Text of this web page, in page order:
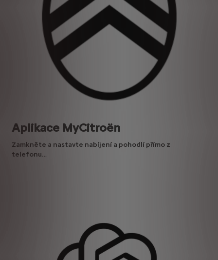
Aplikace MyCitroën
Zamkněte a nastavte nabíjení a pohodlí přímo z
telefonu…